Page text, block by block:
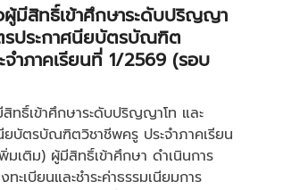
ผู้มีสิทธิ์เข้าศึกษาระดับปริญญา
รประกาศนียบัตรบัณฑิต
ำภาคเรียนที่ 1/2569 (รอบ
สิทธิ์เข้าศึกษาระดับปริญญาโท และ
บัตรบัณฑิตวิชาชีพครู ประจำภาคเรียน
เติม) ผู้มีสิทธิ์เข้าศึกษา ดำเนินการ
ะเบียนและชำระค่าธรรมเนียมการ